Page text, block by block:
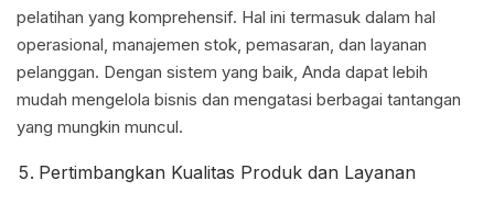
pelatihan yang komprehensif. Hal ini termasuk dalam hal
operasional, manajemen stok, pemasaran, dan layanan
pelanggan. Dengan sistem yang baik, Anda dapat lebih
mudah mengelola bisnis dan mengatasi berbagai tantangan
yang mungkin muncul.
Pertimbangkan Kualitas Produk dan Layanan